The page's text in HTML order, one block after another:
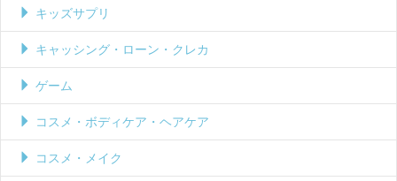
キッズサプリ
キャッシング・ローン・クレカ
ゲーム
コスメ・ボディケア・ヘアケア
コスメ・メイク